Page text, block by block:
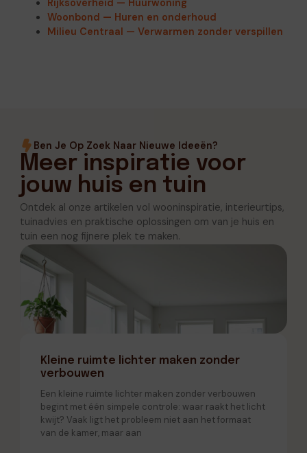
Rijksoverheid — Huurwoning
Woonbond — Huren en onderhoud
Milieu Centraal — Verwarmen zonder verspillen
Ben Je Op Zoek Naar Nieuwe Ideeën?
Meer inspiratie voor
jouw huis en tuin
Ontdek al onze artikelen vol wooninspiratie, interieurtips,
tuinadvies en praktische oplossingen om van je huis en
tuin een nog fijnere plek te maken.
Kleine ruimte lichter maken zonder
verbouwen
Een kleine ruimte lichter maken zonder verbouwen
begint met één simpele controle: waar raakt het licht
kwijt? Vaak ligt het probleem niet aan het formaat
van de kamer, maar aan